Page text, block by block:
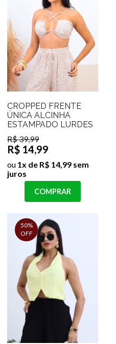
CROPPED FRENTE
ÚNICA ALCINHA
ESTAMPADO LURDES
R$ 39,99
R$ 14,99
ou 1x de R$ 14,99 sem
juros
COMPRAR
50%
OFF